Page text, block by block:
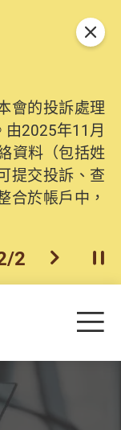
會的投訴處理
由2025年11月
資料（包括姓
提交投訴、查
合於帳戶中，
個
/2 下一個開
關閉
目